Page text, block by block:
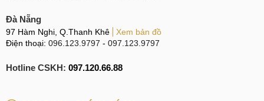
Vỏ của M10 có đầy đủ tại Mobile City cho bạn lựa chọn
Đà Nẵng
97 Hàm Nghi, Q.Thanh Khê
Xem bản đồ
Điện thoại: 096.123.9797 - 097.123.9797
Hotline CSKH: 097.120.66.88